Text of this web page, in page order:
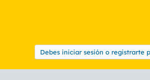
Debes iniciar sesión o registrarte